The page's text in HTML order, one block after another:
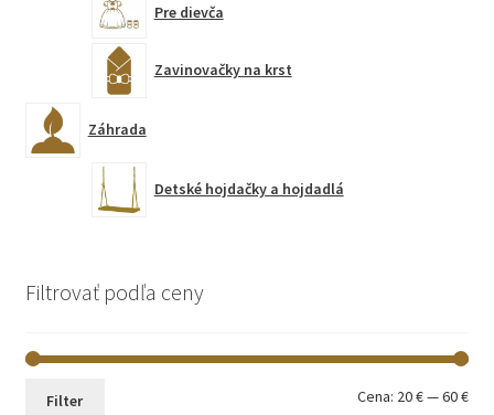
Pre dievča
Zavinovačky na krst
Záhrada
Detské hojdačky a hojdadlá
Filtrovať podľa ceny
Filter Cena: 20 €—60 €